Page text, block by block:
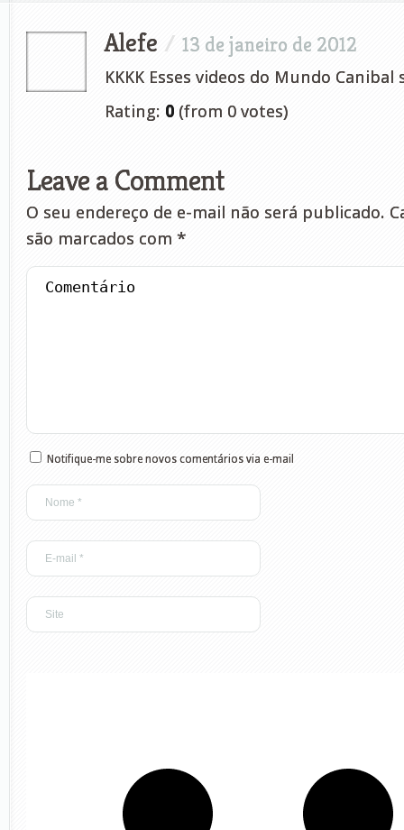
Alefe / 13 de janeiro de 2012
KKKK Esses videos do Mundo Canibal
Rating: 0 (from 0 votes)
Leave a Comment
O seu endereço de e-mail não será publicado.
são marcados com *
Notifique-me sobre novos comentários via e-mail